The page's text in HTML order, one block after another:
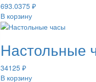
693.0375 ₽
В корзину
Настольные
34125 ₽
В корзину